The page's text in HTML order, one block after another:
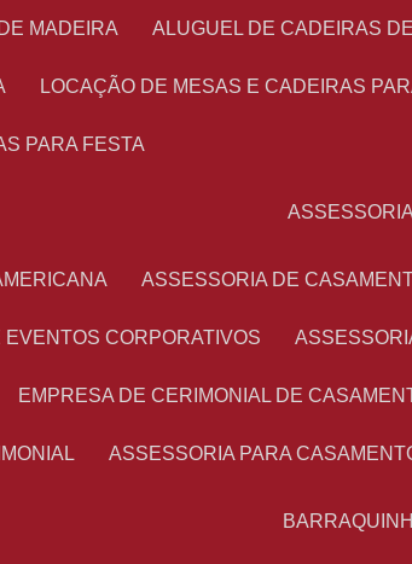
MADEIRA ALUGUEL DE CADEIRAS
LOCAÇÃO DE MESAS E CADEIRAS
PARA FESTA
ASSESSORIA DE
EVENTOS CORPORATIVOS
EMPRESA DE CERIMONIAL DE
ASSESSORIA PARA